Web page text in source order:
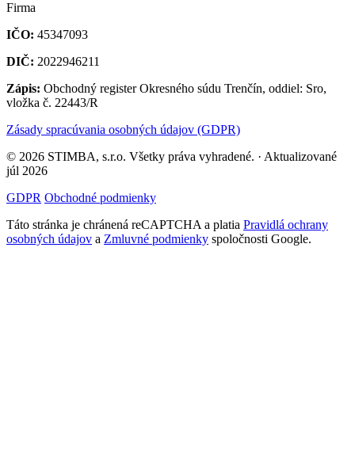
Firma
IČO: 45347093
DIČ: 2022946211
Zápis: Obchodný register Okresného súdu Trenčín, oddiel: Sro,
vložka č. 22443/R
Zásady spracúvania osobných údajov (GDPR)
© 2026 STIMBA, s.r.o. Všetky práva vyhradené. · Aktualizované
júl 2026
GDPR Obchodné podmienky
Táto stránka je chránená reCAPTCHA a platia Pravidlá ochrany
osobných údajov a Zmluvné podmienky spoločnosti Google.